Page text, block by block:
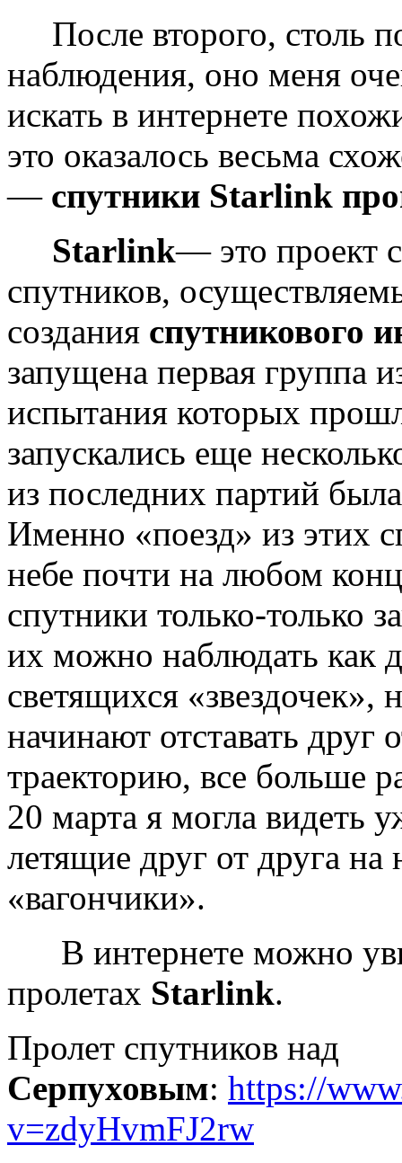
После второго, столь
наблюдения, оно меня
искать в интернете
это оказалось весьма
—спутники Starlink
Starlink— это проект
спутников,
создания спутникового
запущена первая группа
испытания которых
запускались еще
из последних партий
Именно «поезд» из этих
небе почти на любом
спутники только-только
их можно наблюдать как
светящихся
начинают отставать друг
траекторию, все больше
20 марта я могла видеть
летящие друг от друга
«вагончики».
В интернете можно
пролетах Starlink.
Пролет спутников над
Серпуховым: https://
v=zdyHvmFJ2rw